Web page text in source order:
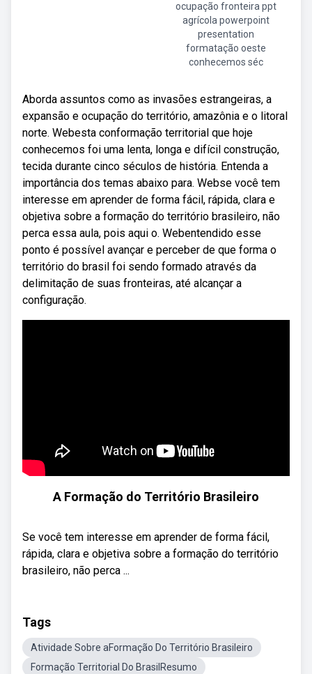
ocupação fronteira ppt
agrícola powerpoint
presentation
formatação oeste
conhecemos séc
Aborda assuntos como as invasões estrangeiras, a
expansão e ocupação do território, amazônia e o litoral
norte. Webesta conformação territorial que hoje
conhecemos foi uma lenta, longa e difícil construção,
tecida durante cinco séculos de história. Entenda a
importância dos temas abaixo para. Webse você tem
interesse em aprender de forma fácil, rápida, clara e
objetiva sobre a formação do território brasileiro, não
perca essa aula, pois aqui o. Webentendido esse
ponto é possível avançar e perceber de que forma o
território do brasil foi sendo formado através da
delimitação de suas fronteiras, até alcançar a
configuração.
A Formação do Território Brasileiro
Se você tem interesse em aprender de forma fácil,
rápida, clara e objetiva sobre a formação do território
brasileiro, não perca ...
Tags
Atividade Sobre aFormação Do Território Brasileiro
Formação Territorial Do BrasilResumo